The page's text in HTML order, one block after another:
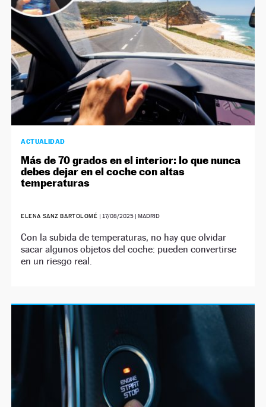
ACTUALIDAD
Más de 70 grados en el interior: lo que nunca
debes dejar en el coche con altas
temperaturas
ELENA SANZ BARTOLOMÉ | 17/08/2025| MADRID
Con la subida de temperaturas, no hay que olvidar
sacar algunos objetos del coche: pueden convertirse
en un riesgo real.